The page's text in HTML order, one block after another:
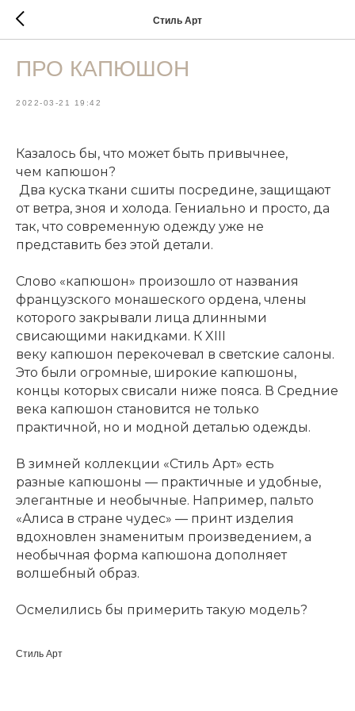
Стиль Арт
ПРО КАПЮШОН
2022-03-21 19:42
Казалось бы, что может быть привычнее,
чем капюшон?
Два куска ткани сшиты посредине, защищают
от ветра, зноя и холода. Гениально и просто, да
так, что современную одежду уже не
представить без этой детали.
Слово «капюшон» произошло от названия
французского монашеского ордена, члены
которого закрывали лица длинными
свисающими накидками. К XIII
веку капюшон перекочевал в светские салоны.
Это были огромные, широкие капюшоны,
концы которых свисали ниже пояса. В Средние
века капюшон становится не только
практичной, но и модной деталью одежды.
В зимней коллекции «Стиль Арт» есть
разные капюшоны — практичные и удобные,
элегантные и необычные. Например, пальто
«Алиса в стране чудес» — принт изделия
вдохновлен знаменитым произведением, а
необычная форма капюшона дополняет
волшебный образ.
Осмелились бы примерить такую модель?
Стиль Арт